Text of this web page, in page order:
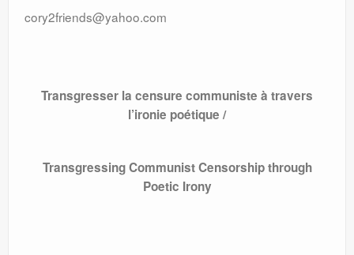
cory2friends@yahoo.com
Transgresser la censure communiste à travers
l’ironie poétique /
Transgressing Communist Censorship through
Poetic Irony